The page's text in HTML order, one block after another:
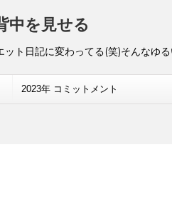
中を見せる
ト日記に変わってる(笑)そんなゆ
2023年 コミットメント